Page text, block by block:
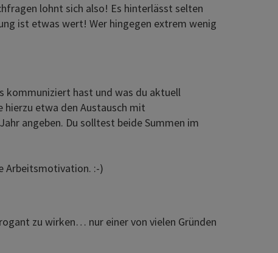
lohnt sich also! Es hinterlässt selten
ist etwas wert! Wer hingegen extrem wenig
kommuniziert hast und was du aktuell
hierzu etwa den Austausch mit
angeben. Du solltest beide Summen im
Arbeitsmotivation. :-)
zu wirken… nur einer von vielen Gründen